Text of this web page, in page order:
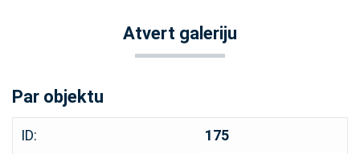
Atvert galeriju
Par objektu
ID: 175